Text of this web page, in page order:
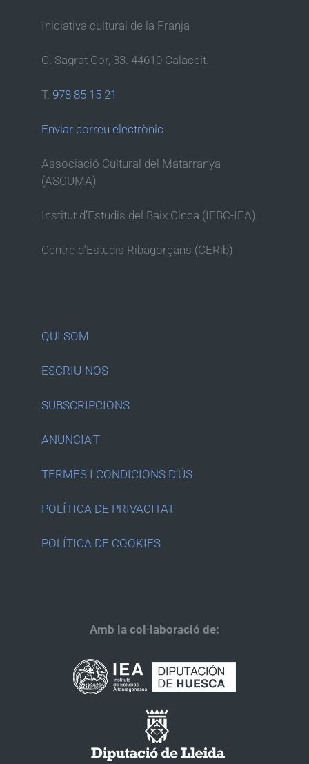
Iniciativa cultural de la Franja
C. Sagrat Cor, 33. 44610 Calaceit.
T. 978 85 15 21
Enviar correu electrònic
Associació Cultural del Matarranya
(ASCUMA)
Institut d’Estudis del Baix Cinca (IEBC-IEA)
Centre d’Estudis Ribagorçans (CERib)
QUI SOM
ESCRIU-NOS
SUBSCRIPCIONS
ANUNCIA’T
TERMES I CONDICIONS D’ÚS
POLÍTICA DE PRIVACITAT
POLÍTICA DE COOKIES
Amb la col·laboració de: